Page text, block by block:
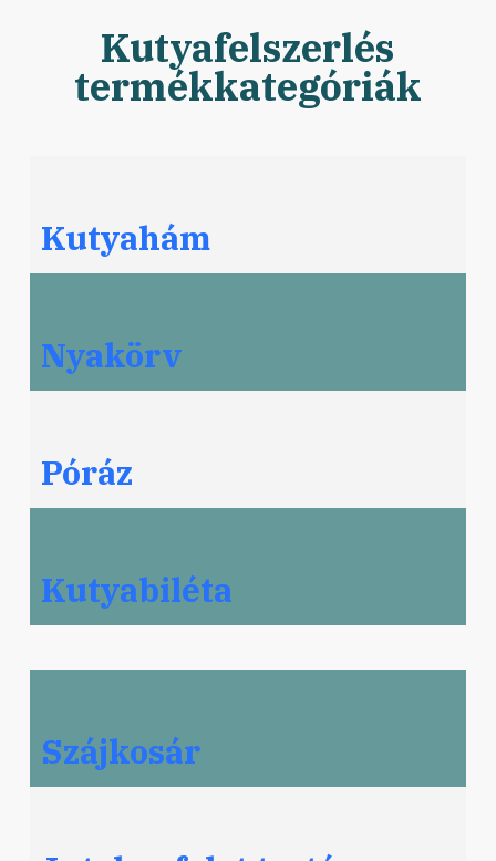
Kutyafelszerlés
termékkategóriák
Kutyahám
Nyakörv
Póráz
Kutyabiléta
Szájkosár